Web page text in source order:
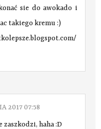
sie do awokado i
takiego kremu :)
2017 07:58
haha :D